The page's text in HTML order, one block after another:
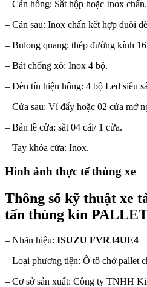
– Cản hông: Sắt hộp hoặc Inox chấn.
– Cản sau: Inox chấn kết hợp đuôi
– Bulong quang: thép đường kính
– Bát chống xô: Inox 4 bộ.
– Đèn tín hiệu hông: 4 bộ Led siêu
– Cửa sau: Vỉ đẩy hoặc 02 cửa mở
– Bản lề cửa: sắt 04 cái/ 1 cửa.
– Tay khóa cửa: Inox.
Hình ảnh thực tế thùng xe
Thông số kỹ thuật xe
tấn thùng kín
– Nhãn hiệu: ISUZU FVR34UE4
– Loại phương tiện: Ô tô chở pallet
– Cơ sở sản xuất: Công ty TNHH